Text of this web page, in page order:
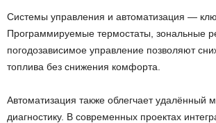
Системы управления и автоматизация —
Программируемые термостаты, зональные
погодозависимое управление позволяют
топлива без снижения комфорта.
Автоматизация также облегчает удалённый
диагностику. В современных проектах